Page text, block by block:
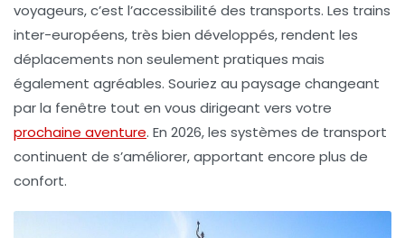
voyageurs, c’est l’accessibilité des transports. Les trains
inter-européens, très bien développés, rendent les
déplacements non seulement pratiques mais
également agréables. Souriez au paysage changeant
par la fenêtre tout en vous dirigeant vers votre
prochaine aventure. En 2026, les systèmes de transport
continuent de s’améliorer, apportant encore plus de
confort.